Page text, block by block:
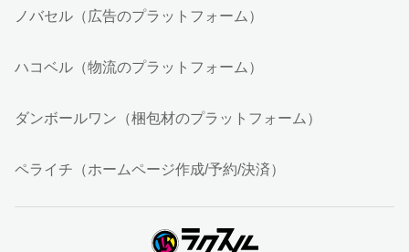
ノバセル（広告のプラットフォーム）
ハコベル（物流のプラットフォーム）
ダンボールワン（梱包材のプラットフォーム）
ペライチ（ホームページ作成/予約/決済）